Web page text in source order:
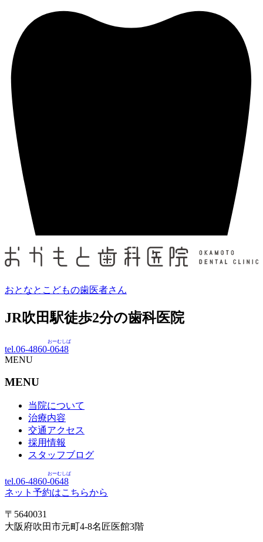
おとなとこどもの歯医者さん
JR吹田駅徒歩2分の歯科医院
tel.06-4860-0648
おーむしば
MENU
MENU
当院について
治療内容
交通アクセス
採用情報
スタッフブログ
tel.06-4860-0648
おーむしば
ネット予約はこちらから
〒5640031
大阪府吹田市元町4-8名匠医館3階